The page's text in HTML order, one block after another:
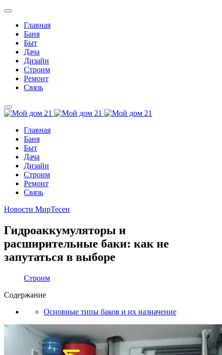
Главная
Баня
Быт
Дача
Дизайн
Строим
Ремонт
Связь
Главная
Баня
Быт
Дача
Дизайн
Строим
Ремонт
Связь
Новости МирТесен
Гидроаккумуляторы и
расширительные баки: как не
запутаться в выборе
Строим
Содержание
Основные типы баков и их назначение